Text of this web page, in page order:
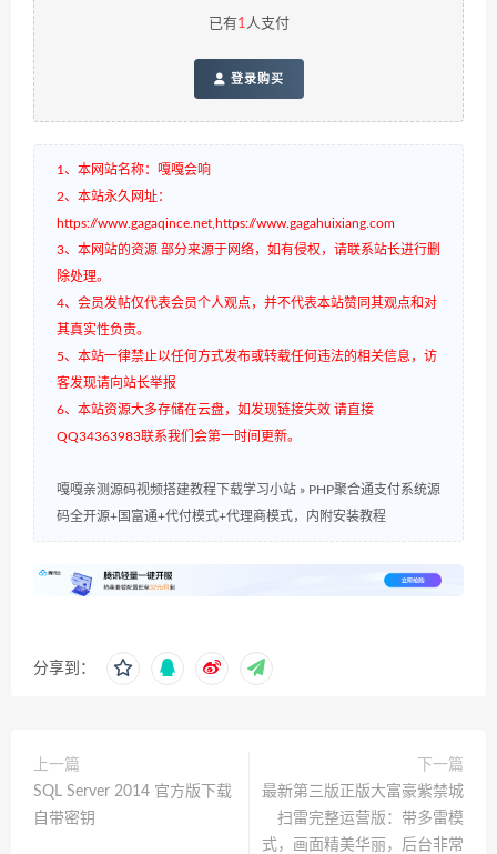
已有1人支付
登录购买
1、本网站名称：嘎嘎会响
2、本站永久网址：
https://www.gagaqince.net,https://www.gagahuixiang.com
3、本网站的资源 部分来源于网络，如有侵权，请联系站长进行删
除处理。
4、会员发帖仅代表会员个人观点，并不代表本站赞同其观点和对
其真实性负责。
5、本站一律禁止以任何方式发布或转载任何违法的相关信息，访
客发现请向站长举报
6、本站资源大多存储在云盘，如发现链接失效 请直接
QQ34363983联系我们会第一时间更新。
嘎嘎亲测源码视频搭建教程下载学习小站 » PHP聚合通支付系统源
码全开源+国富通+代付模式+代理商模式，内附安装教程
分享到：
上一篇
SQL Server 2014 官方版下载
自带密钥
下一篇
最新第三版正版大富豪紫禁城
扫雷完整运营版：带多雷模
式，画面精美华丽，后台非常